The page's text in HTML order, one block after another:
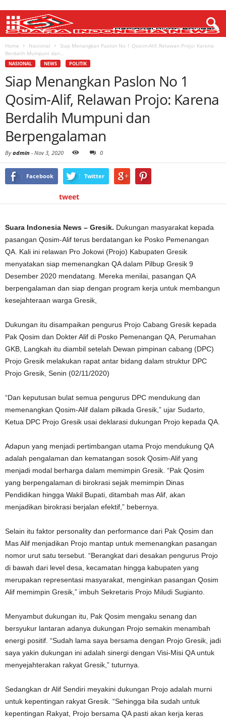
Home Nasional
Siap Menangkan Paslon No 1 Qosim-Alif, Relawan Projo: Karena
Berdalih Mumpuni dan...
NASIONAL NEWS POLITIK
Siap Menangkan Paslon No 1
Qosim-Alif, Relawan Projo: Karena
Berdalih Mumpuni dan
Berpengalaman
Byadmin - Nov 3, 2020 0
Facebook Twitter
tweet
Suara Indonesia News – Gresik. Dukungan masyarakat kepada
pasangan Qosim-Alif terus berdatangan ke Posko Pemenangan
QA. Kali ini relawan Pro Jokowi (Projo) Kabupaten Gresik
menyatakan siap memenangkan QA dalam Pilbup Gresik 9
Desember 2020 mendatang. Mereka menilai, pasangan QA
berpengalaman dan siap dengan program kerja untuk membangun
kesejahteraan warga Gresik,
Dukungan itu disampaikan pengurus Projo Cabang Gresik kepada
Pak Qosim dan Dokter Alif di Posko Pemenangan QA, Perumahan
GKB, Langkah itu diambil setelah Dewan pimpinan cabang (DPC)
Projo Gresik melakukan rapat antar bidang dalam struktur DPC
Projo Gresik, Senin (02/11/2020)
“Dan keputusan bulat semua pengurus DPC mendukung dan
memenangkan Qosim-Alif dalam pilkada Gresik,” ujar Sudarto,
Ketua DPC Projo Gresik usai deklarasi dukungan Projo kepada QA.
Adapun yang menjadi pertimbangan utama Projo mendukung QA
adalah pengalaman dan kematangan sosok Qosim-Alif yang
menjadi modal berharga dalam memimpin Gresik. “Pak Qosim
yang berpengalaman di birokrasi sejak memimpin Dinas
Pendidikan hingga Wakil Bupati, ditambah mas Alif, akan
menjadikan birokrasi berjalan efektif,” bebernya.
Selain itu faktor personality dan performance dari Pak Qosim dan
Mas Alif menjadikan Projo mantap untuk memenangkan pasangan
nomor urut satu tersebut. “Berangkat dari desakan pengurus Projo
di bawah dari level desa, kecamatan hingga kabupaten yang
merupakan representasi masyarakat, menginkan pasangan Qosim
Alif memimpin Gresik,” imbuh Sekretaris Projo Miludi Sugianto.
Menyambut dukungan itu, Pak Qosim mengaku senang dan
bersyukur lantaran adanya dukungan Projo semakin menambah
energi positif. “Sudah lama saya bersama dengan Projo Gresik, jadi
saya yakin dukungan ini adalah sinergi dengan Visi-Misi QA untuk
menyejahterakan rakyat Gresik,” tuturnya.
Sedangkan dr Alif Sendiri meyakini dukungan Projo adalah murni
untuk kepentingan rakyat Gresik. “Sehingga bila sudah untuk
kepentingan Rakyat, Projo bersama QA pasti akan kerja keras